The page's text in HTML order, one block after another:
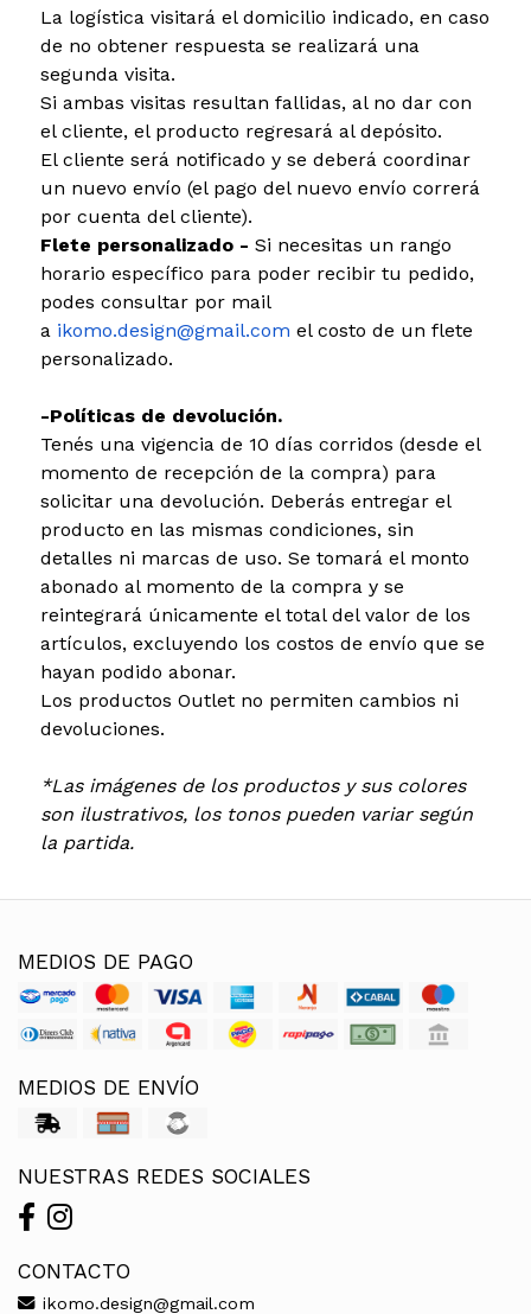
La logística visitará el domicilio indicado, en caso
de no obtener respuesta se realizará una
segunda visita.
Si ambas visitas resultan fallidas, al no dar con
el cliente, el producto regresará al depósito.
El cliente será notificado y se deberá coordinar
un nuevo envío (el pago del nuevo envío correrá
por cuenta del cliente).
Flete personalizado - Si necesitas un rango
horario específico para poder recibir tu pedido,
podes consultar por mail
a ikomo.design@gmail.com el costo de un flete
personalizado.
-Políticas de devolución.
Tenés una vigencia de 10 días corridos (desde el
momento de recepción de la compra) para
solicitar una devolución. Deberás entregar el
producto en las mismas condiciones, sin
detalles ni marcas de uso. Se tomará el monto
abonado al momento de la compra y se
reintegrará únicamente el total del valor de los
artículos, excluyendo los costos de envío que se
hayan podido abonar.
Los productos Outlet no permiten cambios ni
devoluciones.
*Las imágenes de los productos y sus colores
son ilustrativos, los tonos pueden variar según
la partida.
MEDIOS DE PAGO
MEDIOS DE ENVÍO
NUESTRAS REDES SOCIALES
CONTACTO
ikomo.design@gmail.com